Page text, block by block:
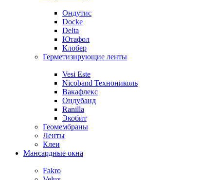
Ондутис
Docke
Delta
Ютафол
Клобер
Герметизирующие ленты
Vesi Este
Nicoband Технониколь
Вакафлекс
Ондубанд
Ranilla
Экобит
Геомембраны
Ленты
Клеи
Мансардные окна
Fakro